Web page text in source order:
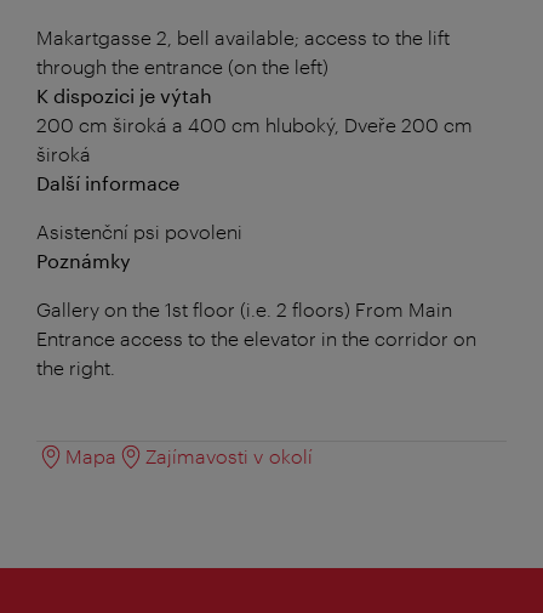
Makartgasse 2, bell available; access to the lift
through the entrance (on the left)
K dispozici je výtah
200 cm široká a 400 cm hluboký, Dveře 200 cm
široká
Další informace
Asistenční psi povoleni
Poznámky
Gallery on the 1st floor (i.e. 2 floors) From Main
Entrance access to the elevator in the corridor on
the right.
Mapa Zajímavosti v okolí